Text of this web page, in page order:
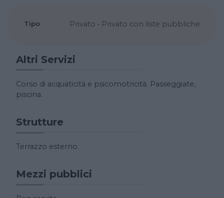
Tipo Privato • Privato con liste pubbliche
Altri Servizi
Corso di acquaticità e psicomotricità. Passeggiate,
piscina.
Strutture
Terrazzo esterno.
Mezzi pubblici